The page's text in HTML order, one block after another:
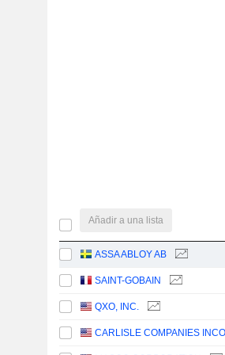
Añadir a una lista
ASSA ABLOY AB
SAINT-GOBAIN
QXO, INC.